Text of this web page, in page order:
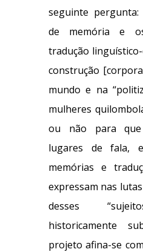
seguinte
de memória e
tradução
construção
mundo e na
mulheres
ou não para que
lugares de fala,
memórias e
expressam nas
desses
historicamente
projeto afina-se